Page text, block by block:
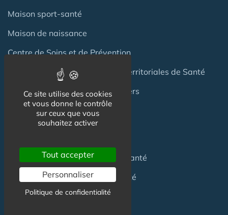
Maison sport-santé
Maison de naissance
Centre de Soins et de Prévention
Communauté Professionnelles Territoriales de Santé
Hotel Patient & Hôtels Hospitaliers
Pour lesProfessionnels
Location locauxen Maison de Santé
Achat locauxen Maison de Santé
Emploien Centre de Santé
Ce site utilise des cookies
et vous donne le contrôle
sur ceux que vous
souhaitez activer
Tout accepter
Personnaliser
Politique de confidentialité